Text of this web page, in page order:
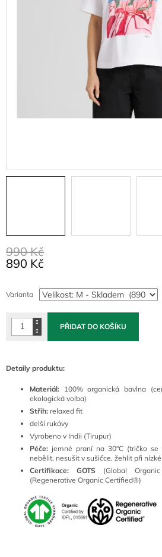
990 Kč
890 Kč
cena:
Varianta
PŘIDAT DO KOŠÍKU
Detaily produktu:
Materiál: 100% organická bavlna
ekologická volba)
Střih: relaxed fit
delší rukávy
Vyrobeno v Indii (Tirupur)
Péče: jemné praní na 30°C (tričko
nebělit, nesušit v sušičce, žehlit při
Certifikace: GOTS (Global
(Regenerative Organic Certified®)